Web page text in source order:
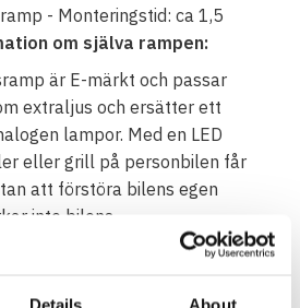
- Monteringstid: ca 1,5
om själva rampen:
är E-märkt och passar
extraljus och ersätter ett
lampor. Med en LED
eller grill på personbilen får
att förstöra bilens egen
inte bilens
Lång livslängd och låg
för ett traditionellt montage